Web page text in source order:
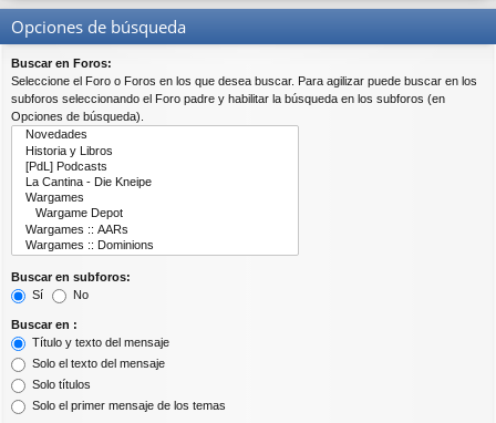
Opciones de búsqueda
Buscar en Foros:
Seleccione el Foro o Foros en los que desea buscar. Para agilizar puede buscar en los
subforos seleccionando el Foro padre y habilitar la búsqueda en los subforos (en
Opciones de búsqueda).
Buscar en subforos:
Sí
No
Buscar en :
Título y texto del mensaje
Solo el texto del mensaje
Solo títulos
Solo el primer mensaje de los temas